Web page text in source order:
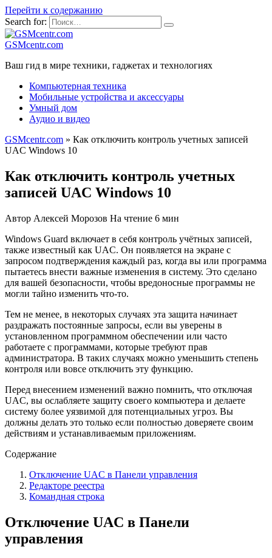
Перейти к содержанию
Search for:
GSMcentr.com
Ваш гид в мире техники, гаджетах и технологиях
Компьютерная техника
Мобильные устройства и аксессуары
Умный дом
Аудио и видео
GSMcentr.com » Как отключить контроль учетных записей
UAC Windows 10
Как отключить контроль учетных
записей UAC Windows 10
Автор Алексей Морозов На чтение 6 мин
Windows Guard включает в себя контроль учётных записей,
также известный как UAC. Он появляется на экране с
запросом подтверждения каждый раз, когда вы или программа
пытаетесь внести важные изменения в систему. Это сделано
для вашей безопасности, чтобы вредоносные программы не
могли тайно изменить что-то.
Тем не менее, в некоторых случаях эта защита начинает
раздражать постоянные запросы, если вы уверены в
установленном программном обеспечении или часто
работаете с программами, которые требуют прав
администратора. В таких случаях можно уменьшить степень
контроля или вовсе отключить эту функцию.
Перед внесением изменений важно помнить, что отключая
UAC, вы ослабляете защиту своего компьютера и делаете
систему более уязвимой для потенциальных угроз. Вы
должны делать это только если полностью доверяете своим
действиям и устанавливаемым приложениям.
Содержание
Отключение UAC в Панели управления
Редакторе реестра
Командная строка
Отключение UAC в Панели
управления